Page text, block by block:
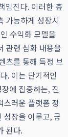
임진다. 이러한 총
가능하게 성장시
수익화 모델을
관련 심화 내용을
츠를 통해 특정 브
. 이는 단기적인
에 집중하는, 진
스러운 플랫폼 정
성장을 이루고, 궁
된다.